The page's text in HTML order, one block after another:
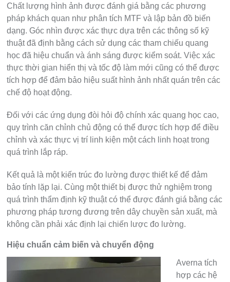
Chất lượng hình ảnh được đánh giá bằng các phương
pháp khách quan như phân tích MTF và lập bản đồ biến
dạng. Góc nhìn được xác thực dựa trên các thông số kỹ
thuật đã định bằng cách sử dụng các tham chiếu quang
học đã hiệu chuẩn và ánh sáng được kiểm soát. Việc xác
thực thời gian hiển thị và tốc độ làm mới cũng có thể được
tích hợp để đảm bảo hiệu suất hình ảnh nhất quán trên các
chế độ hoạt động.
Đối với các ứng dụng đòi hỏi độ chính xác quang học cao,
quy trình căn chỉnh chủ động có thể được tích hợp để điều
chỉnh và xác thực vị trí linh kiện một cách linh hoạt trong
quá trình lắp ráp.
Kết quả là một kiến ​​trúc đo lường được thiết kế để đảm
bảo tính lặp lại. Cùng một thiết bị được thử nghiệm trong
quá trình thẩm định kỹ thuật có thể được đánh giá bằng các
phương pháp tương đương trên dây chuyền sản xuất, mà
không cần phải xác định lại chiến lược đo lường.
Hiệu chuẩn cảm biến và chuyển động
Averna tích
hợp các hệ